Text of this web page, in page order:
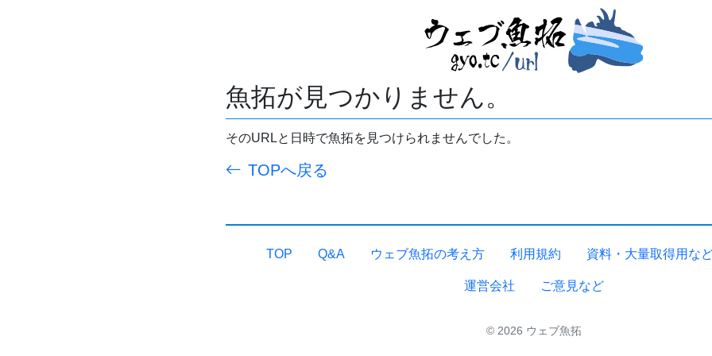
魚拓が見つかりません。
そのURLと日時で魚拓を見つけられませんでした。
TOPへ戻る
TOP Q&A ウェブ魚拓の考え方 利用規約 資料・大量取得用な
運営会社 ご意見など
© 2026 ウェブ魚拓